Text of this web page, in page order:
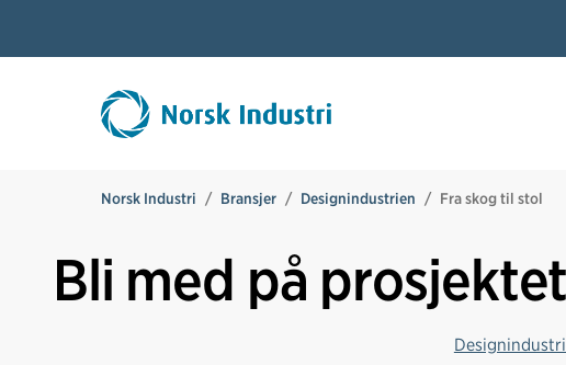
Norsk Industri Bransjer Designindustrien Fra skog til stol
Bli med på